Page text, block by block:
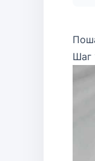
Шаг